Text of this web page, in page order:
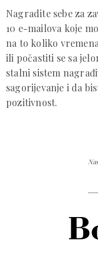
Nagradite sebe za
10 e-mailova koje
na to koliko
ili počastiti se sa
stalni sistem
sagorijevanje i da
pozitivnost.